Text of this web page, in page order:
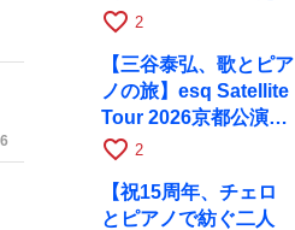
と京都RAGで共演
favorite_border 2
【三谷泰弘、歌とピア
ノの旅】esq Satellite
Tour 2026京都公演を
10月に開催
favorite_border 2
【祝15周年、チェロ
とピアノで紡ぐ二人